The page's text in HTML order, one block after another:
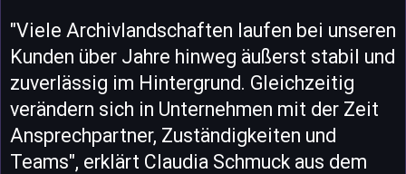
"Viele Archivlandschaften laufen bei unseren
Kunden über Jahre hinweg äußerst stabil und
zuverlässig im Hintergrund. Gleichzeitig
verändern sich in Unternehmen mit der Zeit
Ansprechpartner, Zuständigkeiten und
Teams", erklärt Claudia Schmuck aus dem